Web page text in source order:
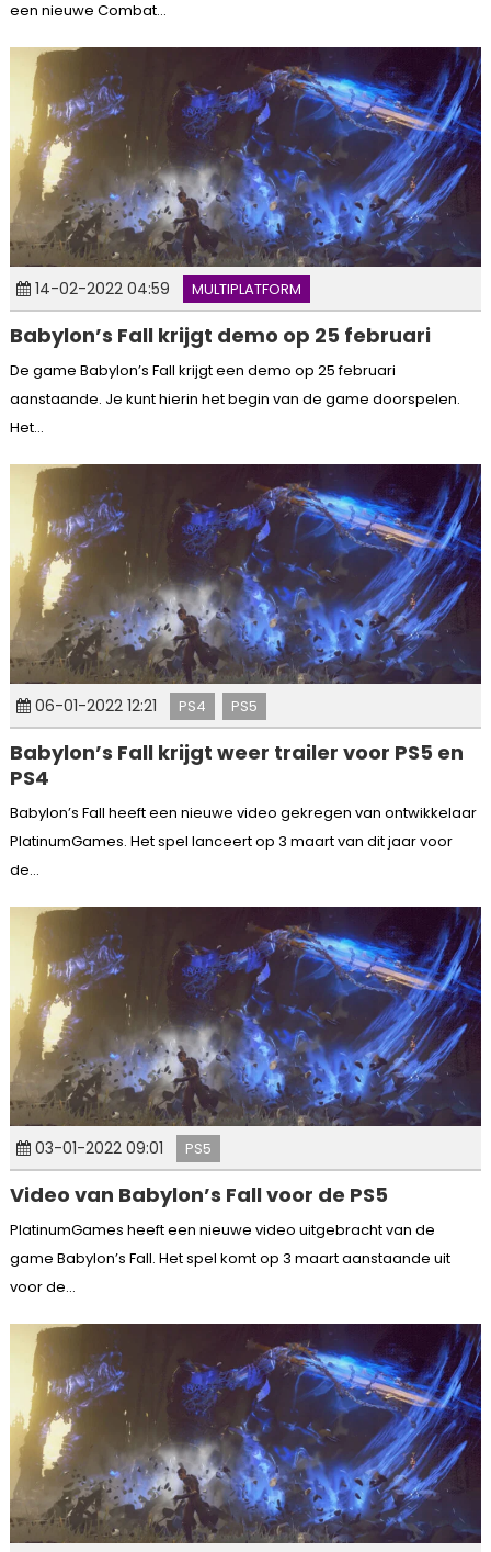
een nieuwe Combat...
14-02-2022 04:59 MULTIPLATFORM
Babylon’s Fall krijgt demo op 25 februari
De game Babylon’s Fall krijgt een demo op 25 februari
aanstaande. Je kunt hierin het begin van de game doorspelen.
Het...
06-01-2022 12:21 PS4 PS5
Babylon’s Fall krijgt weer trailer voor PS5 en
PS4
Babylon’s Fall heeft een nieuwe video gekregen van ontwikkelaar
PlatinumGames. Het spel lanceert op 3 maart van dit jaar voor
de...
03-01-2022 09:01 PS5
Video van Babylon’s Fall voor de PS5
PlatinumGames heeft een nieuwe video uitgebracht van de
game Babylon’s Fall. Het spel komt op 3 maart aanstaande uit
voor de...